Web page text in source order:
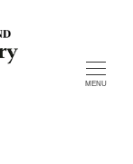
MENU